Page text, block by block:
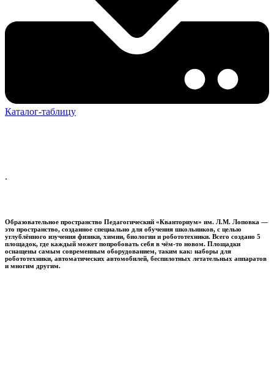
Каталог-таблицу
.
Образовательное пространство Педагогический «Кванториум» им. Л.М. Лоповка —
это пространство, созданное специально для обучения школьников, с целью
углублённого изучения физики, химии, биологии и робототехники. Всего создано 5
площадок, где каждый может попробовать себя в чём-то новом. Площадки
оснащены самым современным оборудованием, таким как: наборы для
робототехники, автоматических автомобилей, беспилотных летательных аппаратов
и многим другим.